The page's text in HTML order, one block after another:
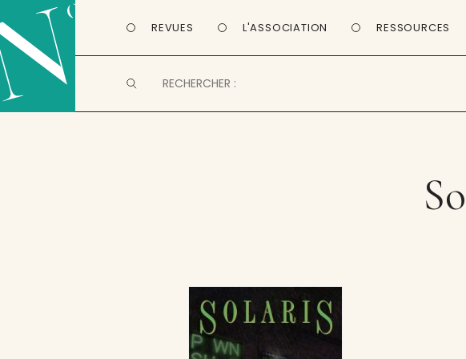
REVUES L'ASSOCIATION RESSOURCES